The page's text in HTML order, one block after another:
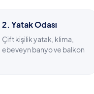
2. Yatak Odası
Çift kişilik yatak, klima,
ebeveyn banyo ve balkon